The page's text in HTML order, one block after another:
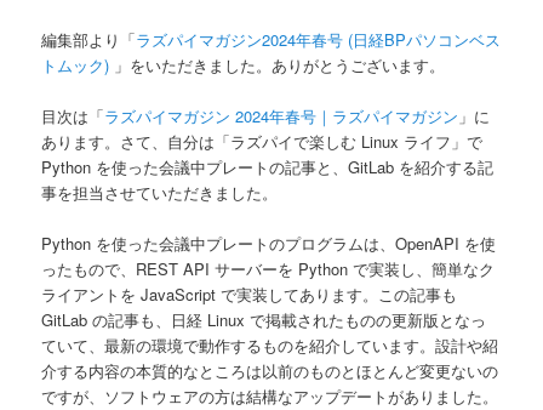
編集部より「ラズパイマガジン2024年春号 (日経BPパソコンベス
トムック) 」をいただきました。ありがとうございます。
目次は「ラズパイマガジン 2024年春号｜ラズパイマガジン 」に
あります。さて、自分は「ラズパイで楽しむ Linux ライフ」で
Python を使った会議中プレートの記事と、GitLab を紹介する記
事を担当させていただきました。
Python を使った会議中プレートのプログラムは、OpenAPI を使
ったもので、REST API サーバーを Python で実装し、簡単なク
ライアントを JavaScript で実装してあります。この記事も
GitLab の記事も、日経 Linux で掲載されたものの更新版となっ
ていて、最新の環境で動作するものを紹介しています。設計や紹
介する内容の本質的なところは以前のものとほとんど変更ないの
ですが、ソフトウェアの方は結構なアップデートがありました。